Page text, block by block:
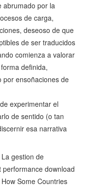
abrumado por la
de carga,
deseoso de que
de ser traducidos
comienza a valorar
definida,
por ensoñaciones de
experimentar el
de sentido (o tan
esa narrativa
La gestion de
download
Some Countries